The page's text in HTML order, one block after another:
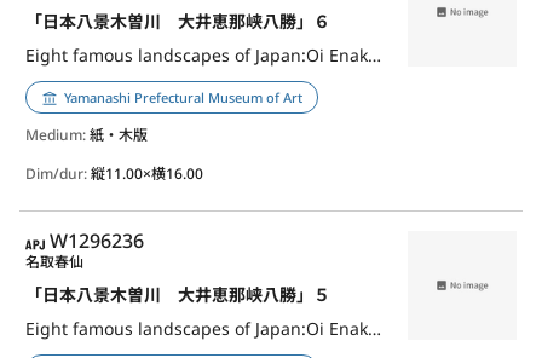
「日本八景木曽川 大井恵那峡八勝」６
Eight famous landscapes of Japan:Oi Enakyo Hasshoo,6
Yamanashi Prefectural Museum of Art
Medium:紙・木版
Dim/dur:縦11.00×横16.00
APJ
W1296236
「日本八景木曽川 大井恵那峡八勝」５
Eight famous landscapes of Japan:Oi Enakyo Hasshoo,5
名取春仙